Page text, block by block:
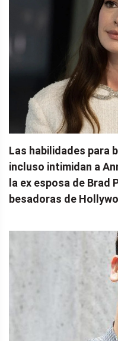
Las habilidades para
incluso intimidan a
la ex esposa de Brad
besadoras de